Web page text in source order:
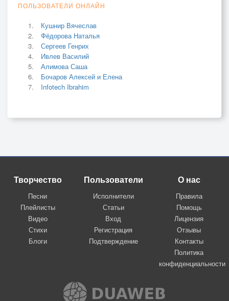
ПОЛЬЗОВАТЕЛИ ОНЛАЙН
Кушнир Вячеслав
Фёдорова Наталья
Сергеев Генрих
Ивлев Василий
Алимова Саша
Бочаров Алексей и Елена
Infotech Ibrahim
Творчество
Песни
Плейлисты
Видео
Стихи
Блоги
Пользователи
Исполнители
Статьи
Вход
Регистрация
Подтверждение
О нас
Правила
Помощь
Лицензия
Отзывы
Контакты
Политика
конфиденциальности